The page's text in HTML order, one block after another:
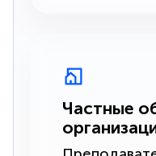
Частные